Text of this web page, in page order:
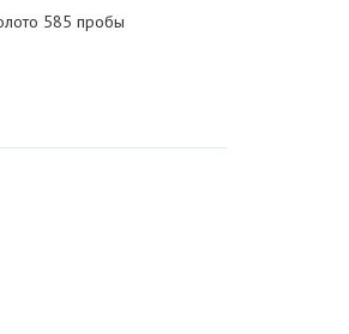
585 пробы